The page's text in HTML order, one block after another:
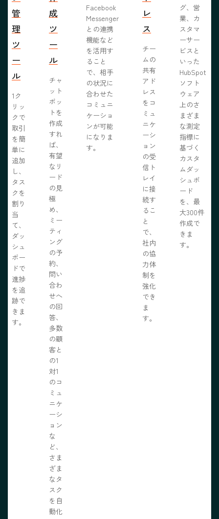
管
理
ツ
ー
ル
1ク
リッ
クで
取引
を簡
単に
追加
し、
タス
クを
割り
当
て、
ダッ
シュ
ボー
ドで
進捗
を追
跡で
きま
す。
成
ツ
ー
ル
チャ
ット
ボッ
トを
作成
すれ
ば、
有望
なリ
ード
の見
極
め、
ミー
ティ
ング
の予
約、
問い
合わ
せへ
の回
答、
多数
の顧
客と
の1
対1
のコ
ミュ
ニケ
ーシ
ョン
な
ど、
さま
ざま
なタ
スク
を自
動化
Facebook
Messenger
との連携
機能など
を活用す
ること
で、相手
の状況に
合わせた
コミュニ
ケーショ
ンが可能
になりま
す。
レ
ス
チー
ムの
共有
アド
レス
をコ
ミュ
ニケ
ーシ
ョン
の受
信ト
レイ
に接
続す
るこ
と
で、
社内
の協
力体
制を
強化
でき
ま
す。
グ、営
業、カ
スタマ
ーサー
ビスと
いった
HubSpot
ソフト
ウェア
上のさ
まざま
な測定
指標に
基づく
カスタ
ムダッ
シュボ
ード
を、最
大300件
作成で
きま
す。